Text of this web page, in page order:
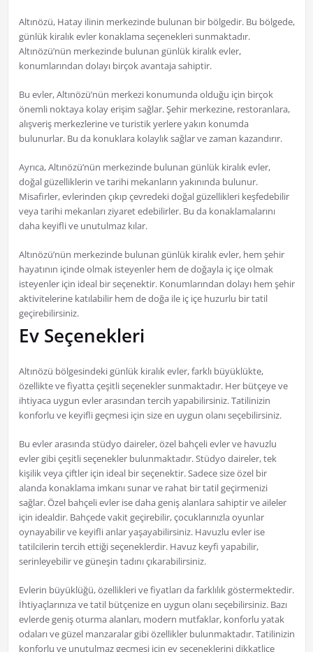
Altınözü, Hatay ilinin merkezinde bulunan bir bölgedir. Bu bölgede,
günlük kiralık evler konaklama seçenekleri sunmaktadır.
Altınözü’nün merkezinde bulunan günlük kiralık evler,
konumlarından dolayı birçok avantaja sahiptir.
Bu evler, Altınözü’nün merkezi konumunda olduğu için birçok
önemli noktaya kolay erişim sağlar. Şehir merkezine, restoranlara,
alışveriş merkezlerine ve turistik yerlere yakın konumda
bulunurlar. Bu da konuklara kolaylık sağlar ve zaman kazandırır.
Ayrıca, Altınözü’nün merkezinde bulunan günlük kiralık evler,
doğal güzelliklerin ve tarihi mekanların yakınında bulunur.
Misafirler, evlerinden çıkıp çevredeki doğal güzellikleri keşfedebilir
veya tarihi mekanları ziyaret edebilirler. Bu da konaklamalarını
daha keyifli ve unutulmaz kılar.
Altınözü’nün merkezinde bulunan günlük kiralık evler, hem şehir
hayatının içinde olmak isteyenler hem de doğayla iç içe olmak
isteyenler için ideal bir seçenektir. Konumlarından dolayı hem şehir
aktivitelerine katılabilir hem de doğa ile iç içe huzurlu bir tatil
geçirebilirsiniz.
Ev Seçenekleri
Altınözü bölgesindeki günlük kiralık evler, farklı büyüklükte,
özellikte ve fiyatta çeşitli seçenekler sunmaktadır. Her bütçeye ve
ihtiyaca uygun evler arasından tercih yapabilirsiniz. Tatilinizin
konforlu ve keyifli geçmesi için size en uygun olanı seçebilirsiniz.
Bu evler arasında stüdyo daireler, özel bahçeli evler ve havuzlu
evler gibi çeşitli seçenekler bulunmaktadır. Stüdyo daireler, tek
kişilik veya çiftler için ideal bir seçenektir. Sadece size özel bir
alanda konaklama imkanı sunar ve rahat bir tatil geçirmenizi
sağlar. Özel bahçeli evler ise daha geniş alanlara sahiptir ve aileler
için idealdir. Bahçede vakit geçirebilir, çocuklarınızla oyunlar
oynayabilir ve keyifli anlar yaşayabilirsiniz. Havuzlu evler ise
tatilcilerin tercih ettiği seçeneklerdir. Havuz keyfi yapabilir,
serinleyebilir ve güneşin tadını çıkarabilirsiniz.
Evlerin büyüklüğü, özellikleri ve fiyatları da farklılık göstermektedir.
İhtiyaçlarınıza ve tatil bütçenize en uygun olanı seçebilirsiniz. Bazı
evlerde geniş oturma alanları, modern mutfaklar, konforlu yatak
odaları ve güzel manzaralar gibi özellikler bulunmaktadır. Tatilinizin
konforlu ve unutulmaz geçmesi için ev seçeneklerini dikkatlice